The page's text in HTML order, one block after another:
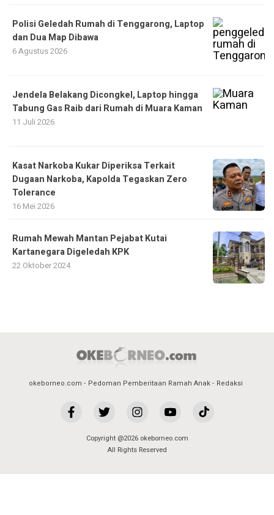
Polisi Geledah Rumah di Tenggarong, Laptop
dan Dua Map Dibawa
6 Agustus 2026
Jendela Belakang Dicongkel, Laptop hingga
Tabung Gas Raib dari Rumah di Muara Kaman
11 Juli 2026
Kasat Narkoba Kukar Diperiksa Terkait
Dugaan Narkoba, Kapolda Tegaskan Zero
Tolerance
16 Mei 2026
Rumah Mewah Mantan Pejabat Kutai
Kartanegara Digeledah KPK
22 Oktober 2024
okeborneo.com Pedoman Pemberitaan Ramah Anak Redaksi
Copyright @2026 okeborneo.com
All Rights Reserved